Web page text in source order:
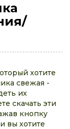
хотите
свежая -
их
скачать эти
кнопку
вы хотите